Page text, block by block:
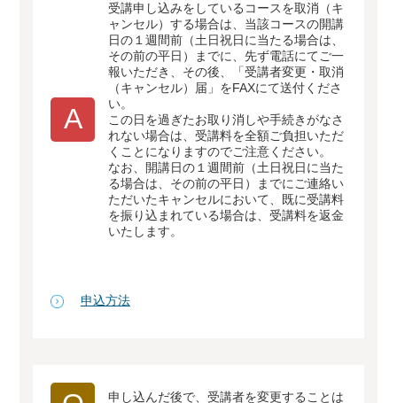
A
受講申し込みをしているコースを取消（キ
ャンセル）する場合は、当該コースの開講
日の１週間前（土日祝日に当たる場合は、
その前の平日）までに、先ず電話にてご一
報いただき、その後、「受講者変更・取消
（キャンセル）届」をFAXにて送付くださ
い。
この日を過ぎたお取り消しや手続きがなさ
れない場合は、受講料を全額ご負担いただ
くことになりますのでご注意ください。
なお、開講日の１週間前（土日祝日に当た
る場合は、その前の平日）までにご連絡い
ただいたキャンセルにおいて、既に受講料
を振り込まれている場合は、受講料を返金
いたします。
申込方法
申し込んだ後で、受講者を変更することは